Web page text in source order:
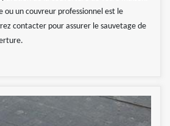
un couvreur professionnel est le
contacter pour assurer le sauvetage de